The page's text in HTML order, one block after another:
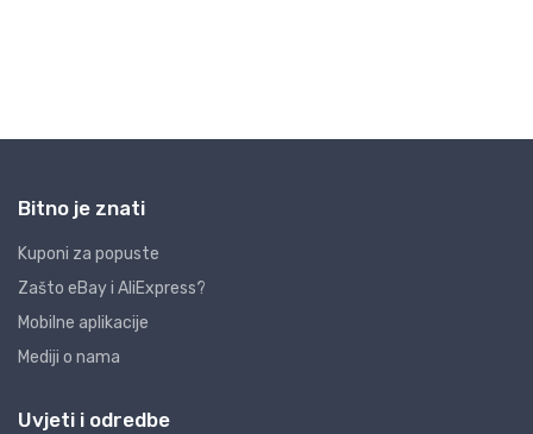
Bitno je znati
Kuponi za popuste
Zašto eBay i AliExpress?
Mobilne aplikacije
Mediji o nama
Uvjeti i odredbe